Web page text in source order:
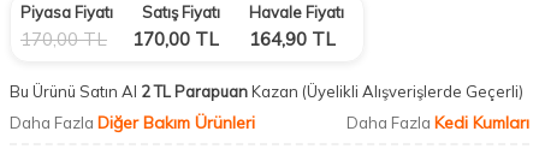
Piyasa Fiyatı
170,00TL
Satış Fiyatı
170,00 TL
Havale Fiyatı
164,90 TL
Bu Ürünü Satın Al 2 TL ParapuanKazan (Üyelikli Alışverişlerde Geçerli)
Daha Fazla Diğer Bakım Ürünleri Daha Fazla Kedi Kumları